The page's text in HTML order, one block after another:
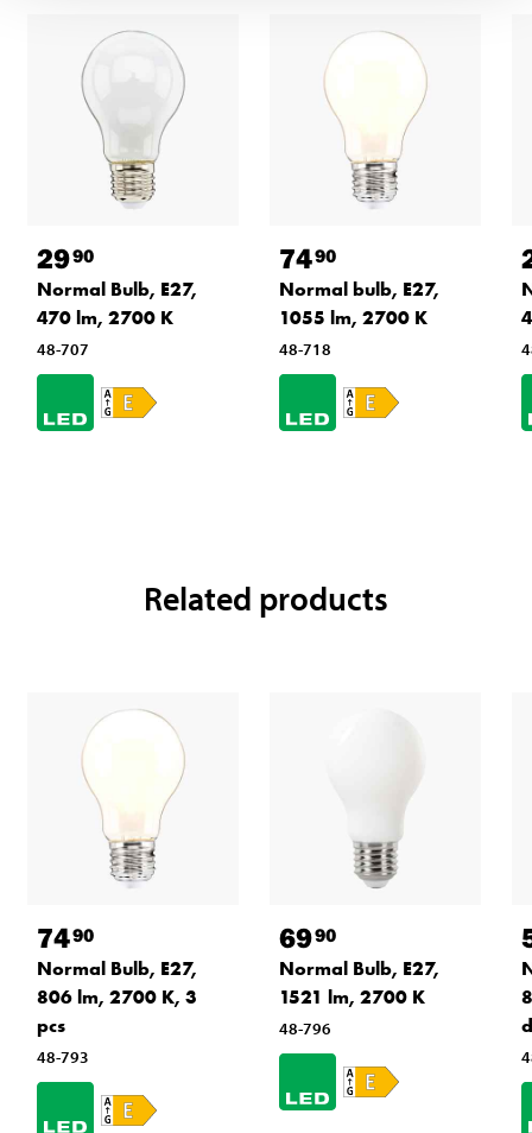
2990
Normal Bulb, E27,
470 lm, 2700 K
48-707
7490
Normal bulb, E27,
1055 lm, 2700 K
48-718
Related products
7490
Normal Bulb, E27,
806 lm, 2700 K, 3
pcs
48-793
6990
Normal Bulb, E27,
1521 lm, 2700 K
48-796